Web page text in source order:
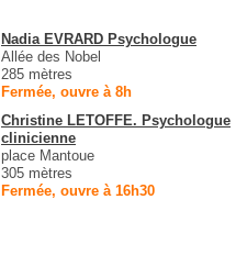
Nadia EVRARD Psychologue
Allée des Nobel
285 mètres
Fermée, ouvre à 8h
Christine LETOFFE. Psychologue
clinicienne
place Mantoue
305 mètres
Fermée, ouvre à 16h30